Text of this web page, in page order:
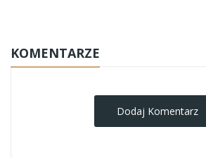
KOMENTARZE
Dodaj Komentarz